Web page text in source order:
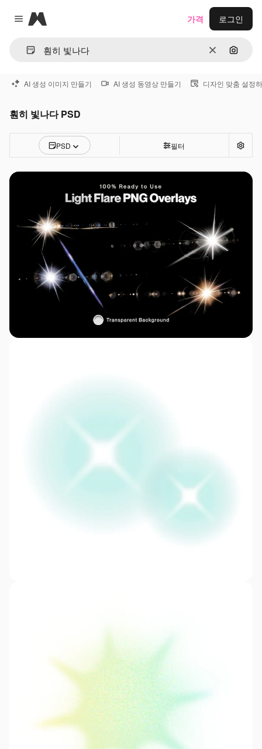
Close menu
Magnific
지우기이미지
가격 로그인
AI 생성 이미지 만들기 AI 생성 동영상 만들기 디자인 맞춤 설정
훤히 빛나다 PSD
PSD 필터